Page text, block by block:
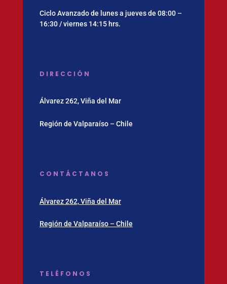
Ciclo Avanzado de lunes a jueves de 08:00 –
16:30 / viernes 14:15 hrs.
DIRECCIÓN
Álvarez 262, Viña del Mar
Región de Valparaíso – Chile
CONTÁCTANOS
Álvarez 262, Viña del Mar
Región de Valparaíso – Chile
TELÉFONOS